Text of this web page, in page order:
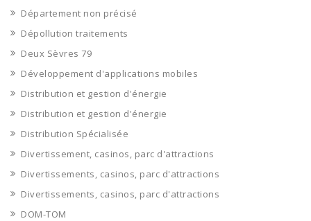
Département non précisé
Dépollution traitements
Deux Sèvres 79
Développement d'applications mobiles
Distribution et gestion d'énergie
Distribution et gestion d'énergie
Distribution Spécialisée
Divertissement, casinos, parc d'attractions
Divertissements, casinos, parc d'attractions
Divertissements, casinos, parc d'attractions
DOM-TOM